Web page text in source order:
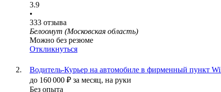
3.9
•
333 отзыва
Белоомут (Московская область)
Можно без резюме
Откликнуться
Водитель-Курьер на автомобиле в фирменный пункт
до 160 000 ₽ за месяц, на руки
Без опыта